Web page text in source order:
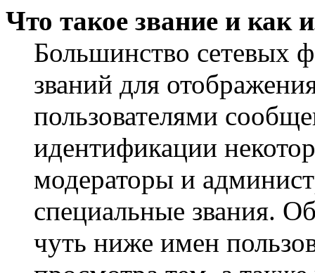
Что такое звание и как
Большинство сетевых
званий для
пользователями
идентификации
модераторы и
специальные звания.
чуть ниже имен